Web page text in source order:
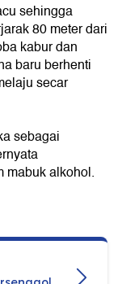
sehingga
80 meter dari
kabur dan
baru berhenti
secar
sebagai
mabuk alkohol.